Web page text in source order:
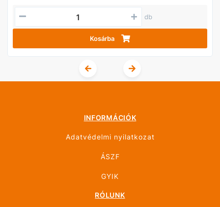
db
Kosárba
INFORMÁCIÓK
Adatvédelmi nyilatkozat
ÁSZF
GYIK
RÓLUNK